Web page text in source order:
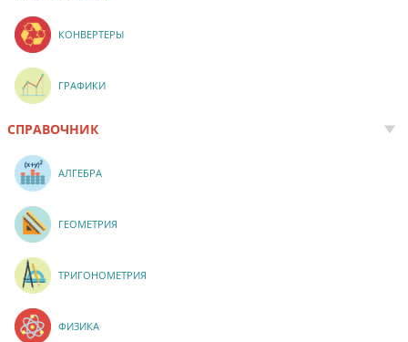
КОНВЕРТЕРЫ
ГРАФИКИ
СПРАВОЧНИК
АЛГЕБРА
ГЕОМЕТРИЯ
ТРИГОНОМЕТРИЯ
ФИЗИКА